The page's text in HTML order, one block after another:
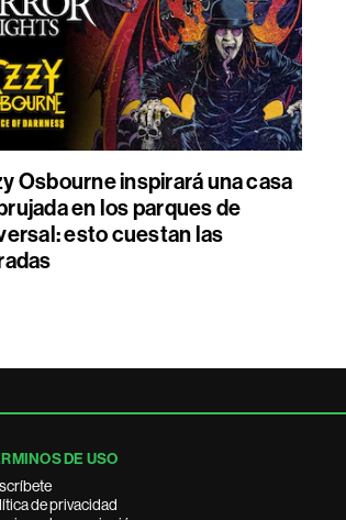
Osbourne inspirará una casa
en los parques de
esto cuestan las
DE USO
de privacidad